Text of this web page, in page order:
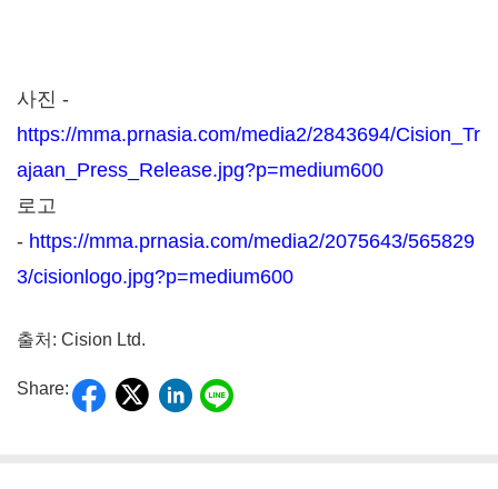
사진 -
https://mma.prnasia.com/media2/2843694/Cision_Tr
ajaan_Press_Release.jpg?p=medium600
로고
- https://mma.prnasia.com/media2/2075643/565829
3/cisionlogo.jpg?p=medium600
출처: Cision Ltd.
Share: